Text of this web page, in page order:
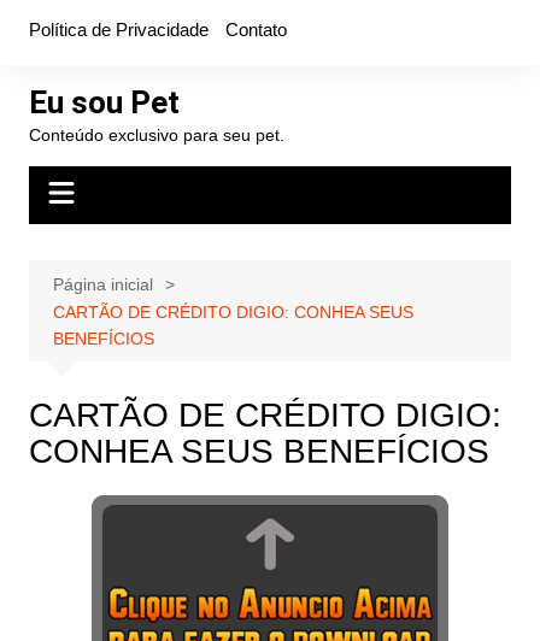
conteúdo
Política de Privacidade Contato
Eu sou Pet
Conteúdo exclusivo para seu pet.
Página inicial
CARTÃO DE CRÉDITO DIGIO: CONHEA SEUS
BENEFÍCIOS
CARTÃO DE CRÉDITO DIGIO:
CONHEA SEUS BENEFÍCIOS